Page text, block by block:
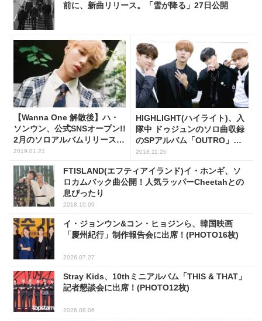
前に、新曲リリース。「雪が降る」27日公開
【Wanna One 解散後】ハ・
ソンウン、公式SNSオープン!!
2月のソロアルバムリリースも
期待
2019.01.21
HIGHLIGHT(ハイライト)、入
隊中 ドゥジュンのソロ曲収録
のSPアルバム「OUTRO」公
開
2018.11.26
FTISLAND(エフティアイランド)イ・ホンギ、ソ
ロカムバック曲公開！人気ラッパーCheetahとの
息ぴったり
2018.10.09
イ・ジョンウン&コン・ヒョジンら、韓国映画
「慶州紀行」制作報告会に出席！(PHOTO16枚)
2026.07.27
Stray Kids、10thミニアルバム「THIS & THAT」
記者懇談会に出席！(PHOTO12枚)
2026.08.06